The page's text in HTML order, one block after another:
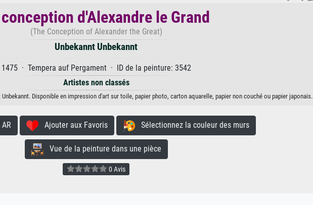
d'Alexandre le Grand
(The Conception of Alexander the Great)
Unbekannt Unbekannt
1475 · Tempera auf Pergament · ID de la peinture: 3542
Artistes non classés
Unbekannt. Disponible en impression d'art sur toile, papier photo, carton aquarelle, papier non couché ou papier japonais.
Ajouter aux Favoris Sélectionnez la couleur des murs
Vue de la peinture dans une pièce
0 Avis